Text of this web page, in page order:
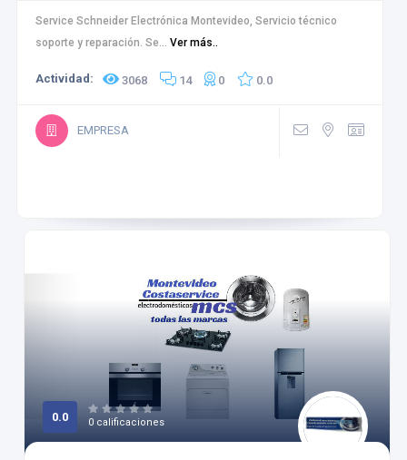
Service Schneider Electrónica Montevideo, Servicio técnico
soporte y reparación. Se... Ver más..
Actividad: 3068 14 0 0.0
EMPRESA
0.0 0 calificaciones